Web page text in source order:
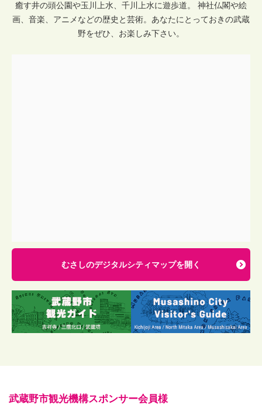
癒す井の頭公園や玉川上水、千川上水に遊歩道。 神社仏閣や絵
画、音楽、アニメなどの歴史と芸術。あなたにとっておきの武蔵
野をぜひ、お楽しみ下さい。
むさしのデジタルシティマップを開く
武蔵野市観光機構スポンサー会員様